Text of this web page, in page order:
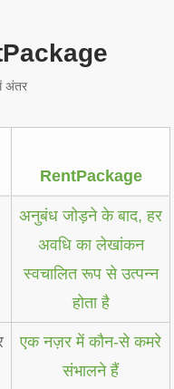
अंतर
RentPackage
अनुबंध जोड़ने के बाद, हर
अवधि का लेखांकन
स्वचालित रूप से उत्पन्न
होता है
एक नज़र में कौन-से कमरे
संभालने हैं